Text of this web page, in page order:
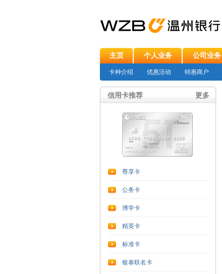
主页 个人业务 公司业务
卡种介绍 优惠活动 特惠商户
信用卡推荐 更多
尊享卡
公务卡
博学卡
精英卡
标准卡
银泰联名卡